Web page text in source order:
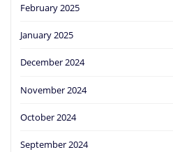
February 2025
January 2025
December 2024
November 2024
October 2024
September 2024